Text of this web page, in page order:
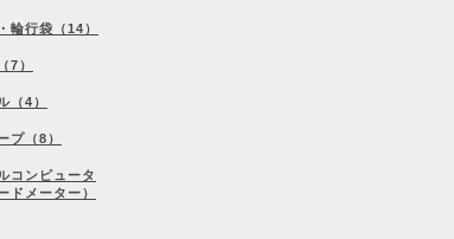
輪行袋（14）
7）
（4）
プ（8）
コンピュータ
ドメーター）